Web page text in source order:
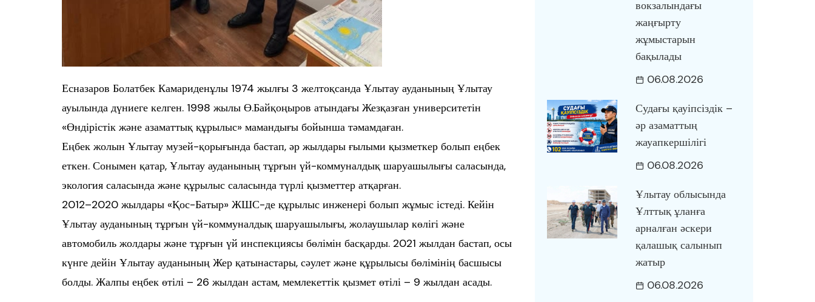
Есназаров Болатбек Камариденұлы 1974 жылғы 3 желтоқсанда Ұлытау ауданының Ұлытау
ауылында дүниеге келген. 1998 жылы Ө.Байқоңыров атындағы Жезқазған университетін
«Өндірістік және азаматтық құрылыс» мамандығы бойынша тәмамдаған.
Еңбек жолын Ұлытау музей-қорығында бастап, әр жылдары ғылыми қызметкер болып еңбек
еткен. Сонымен қатар, Ұлытау ауданының тұрғын үй-коммуналдық шаруашылығы саласында,
экология саласында және құрылыс саласында түрлі қызметтер атқарған.
2012–2020 жылдары «Қос-Батыр» ЖШС-де құрылыс инженері болып жұмыс істеді. Кейін
Ұлытау ауданының тұрғын үй-коммуналдық шаруашылығы, жолаушылар көлігі және
автомобиль жолдары және тұрғын үй инспекциясы бөлімін басқарды. 2021 жылдан бастап, осы
күнге дейін Ұлытау ауданының Жер қатынастары, сәулет және құрылысы бөлімінің басшысы
болды. Жалпы еңбек өтілі – 26 жылдан астам, мемлекеттік қызмет өтілі – 9 жылдан асады.
вокзалындағы
жаңғырту
жұмыстарын
бақылады
06.08.2026
Судағы қауіпсіздік –
әр азаматтың
жауапкершілігі
06.08.2026
Ұлытау облысында
Ұлттық ұланға
арналған әскери
қалашық салынып
жатыр
06.08.2026